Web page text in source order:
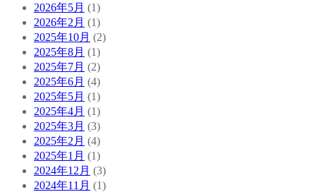
2026年5月 (1)
2026年2月 (1)
2025年10月 (2)
2025年8月 (1)
2025年7月 (2)
2025年6月 (4)
2025年5月 (1)
2025年4月 (1)
2025年3月 (3)
2025年2月 (4)
2025年1月 (1)
2024年12月 (3)
2024年11月 (1)